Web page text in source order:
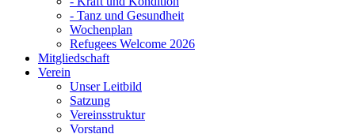
- Tanz und Gesundheit
Wochenplan
Refugees Welcome 2026
Mitgliedschaft
Verein
Unser Leitbild
Satzung
Vereinsstruktur
Vorstand